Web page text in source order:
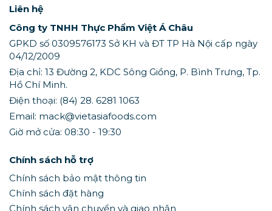
Liên hệ
Công ty TNHH Thực Phẩm Việt Á Châu
GPKD số 0309576173 Sở KH và ĐT TP Hà Nội cấp ngày
04/12/2009
Địa chỉ: 13 Đường 2, KDC Sông Giồng, P. Bình Trưng, Tp.
Hồ Chí Minh.
Điện thoại: (84) 28. 6281 1063
Email: mack@vietasiafoods.com
Giờ mở cửa: 08:30 - 19:30
Chính sách hỗ trợ
Chính sách bảo mật thông tin
Chính sách đặt hàng
Chính sách vận chuyển và giao nhận